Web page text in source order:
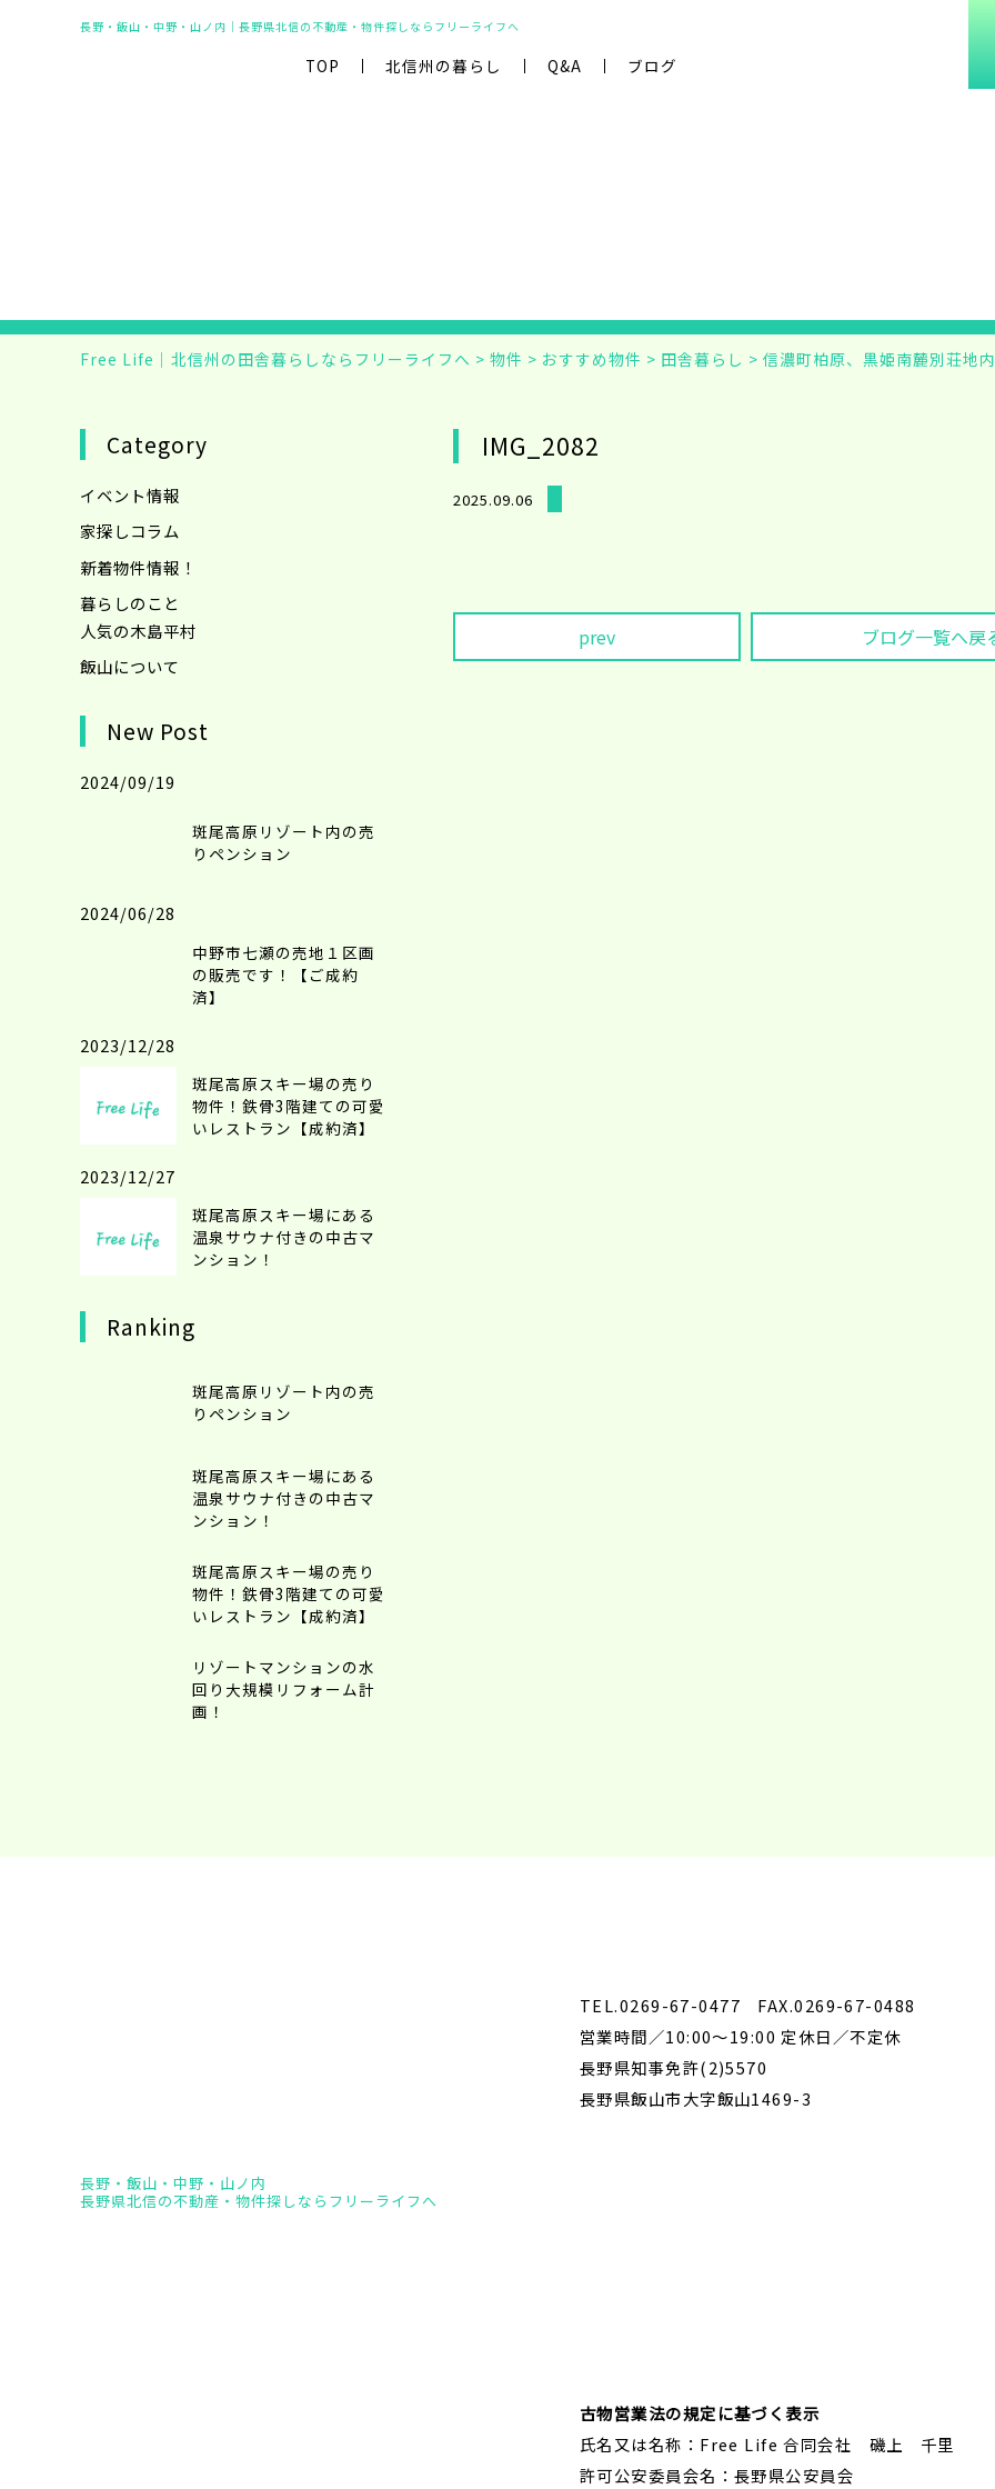
長野・飯山・中野・山ノ内｜長野県北信の不動産・物件探しならフリーライフへ
TOP 北信州の暮らし Q&A ブログ
Free Life｜北信州の田舎暮らしならフリーライフへ > 物件 > おすすめ物件 > 田舎暮らし > 信濃町柏原、黒姫南麓別荘地
IMG_2082
2025.09.06
prev ブログ一覧へ戻
Category
イベント情報
家探しコラム
新着物件情報！
暮らしのこと
人気の木島平村
飯山について
New Post
2024/09/19
斑尾高原リゾート内の売
りペンション
2024/06/28
中野市七瀬の売地１区画
の販売です！【ご成約
済】
2023/12/28
斑尾高原スキー場の売り
物件！鉄骨3階建ての可愛
いレストラン【成約済】
2023/12/27
斑尾高原スキー場にある
温泉サウナ付きの中古マ
ンション！
Ranking
斑尾高原リゾート内の売
りペンション
斑尾高原スキー場にある
温泉サウナ付きの中古マ
ンション！
斑尾高原スキー場の売り
物件！鉄骨3階建ての可愛
いレストラン【成約済】
リゾートマンションの水
回り大規模リフォーム計
画！
長野・飯山・中野・山ノ内
長野県北信の不動産・物件探しならフリーライフへ
TEL.0269-67-0477 FAX.0269-67-0488
営業時間／10:00～19:00 定休日／不定休
長野県知事免許(2)5570
長野県飯山市大字飯山1469-3
古物営業法の規定に基づく表示
氏名又は名称：Free Life 合同会社 磯上 千里
許可公安委員会名：長野県公安員会